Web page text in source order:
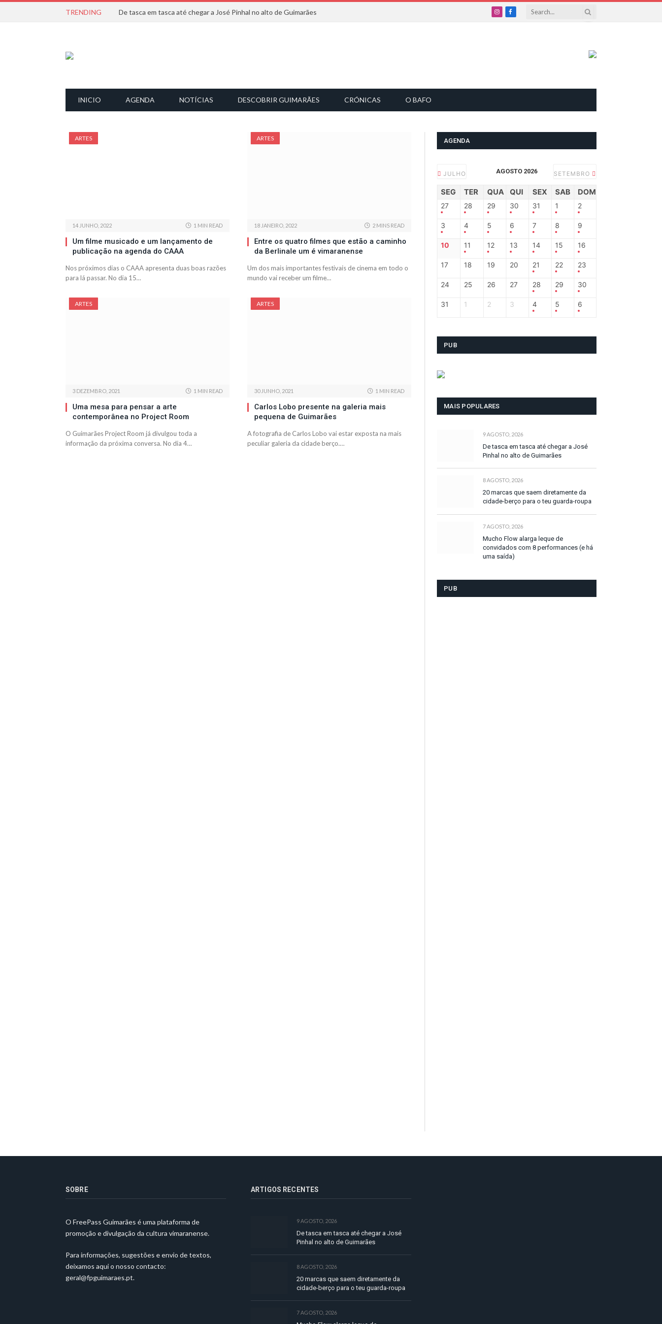
TRENDING De tasca em tasca até chegar a José Pinhal no alto de Guimarães
InstagramFacebook
INICIO AGENDA NOTÍCIAS DESCOBRIR GUIMARÃES CRÓNICAS O BAFO
ARTES
14 JUNHO, 2022 1 MIN READ
Um filme musicado e um lançamento de
publicação na agenda do CAAA
Nos próximos dias o CAAA apresenta duas boas razões
para lá passar. No dia 15…
ARTES
18 JANEIRO, 2022 2 MINS READ
Entre os quatro filmes que estão a caminho
da Berlinale um é vimaranense
Um dos mais importantes festivais de cinema em todo o
mundo vai receber um filme…
ARTES
3 DEZEMBRO, 2021 1 MIN READ
Uma mesa para pensar a arte
contemporânea no Project Room
O Guimarães Project Room já divulgou toda a
informação da próxima conversa. No dia 4…
ARTES
30 JUNHO, 2021 1 MIN READ
Carlos Lobo presente na galeria mais
pequena de Guimarães
A fotografia de Carlos Lobo vai estar exposta na mais
peculiar galeria da cidade berço.…
AGENDA
JULHO AGOSTO 2026 SETEMBRO
SEG TER QUA QUI SEX SAB DOM
27 28 29 30 31 1 2
3 4 5 6 7 8 9
10 11 12 13 14 15 16
17 18 19 20 21 22 23
24 25 26 27 28 29 30
31 1 2 3 4 5 6
PUB
MAIS POPULARES
9 AGOSTO, 2026
De tasca em tasca até chegar a José
Pinhal no alto de Guimarães
8 AGOSTO, 2026
20 marcas que saem diretamente da
cidade-berço para o teu guarda-roupa
7 AGOSTO, 2026
Mucho Flow alarga leque de
convidados com 8 performances (e há
uma saída)
PUB
SOBRE
O FreePass Guimarães é uma plataforma de
promoção e divulgação da cultura vimaranense.
Para informações, sugestões e envio de textos,
deixamos aqui o nosso contacto:
geral@fpguimaraes.pt.
ARTIGOS RECENTES
9 AGOSTO, 2026
De tasca em tasca até chegar a José
Pinhal no alto de Guimarães
8 AGOSTO, 2026
20 marcas que saem diretamente da
cidade-berço para o teu guarda-roupa
7 AGOSTO, 2026